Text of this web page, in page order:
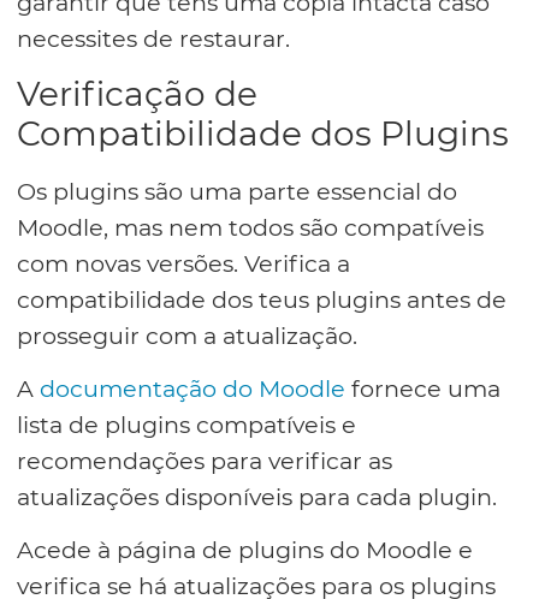
necessites de restaurar.
Verificação de
Compatibilidade dos Plugins
Os plugins são uma parte essencial do
Moodle, mas nem todos são compatíveis
com novas versões. Verifica a
compatibilidade dos teus plugins antes de
prosseguir com a atualização.
A documentação do Moodle fornece uma
lista de plugins compatíveis e
recomendações para verificar as
atualizações disponíveis para cada plugin.
Acede à página de plugins do Moodle e
verifica se há atualizações para os plugins